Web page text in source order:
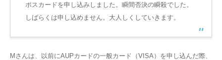
ポスカードを申し込みしました。瞬間否決の瞬殺でした。
しばらくは申し込めません。大人しくしていきます。
Mさんは、以前にAUPカードの一般カード（VISA）を申し込んだ際、